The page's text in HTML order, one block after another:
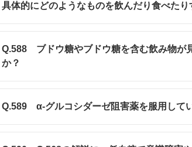
具体的にどのようなものを飲んだり食べた
Q.588 ブドウ糖やブドウ糖を含む飲み物が
か？
Q.589 α-グルコシダーゼ阻害薬を服用して